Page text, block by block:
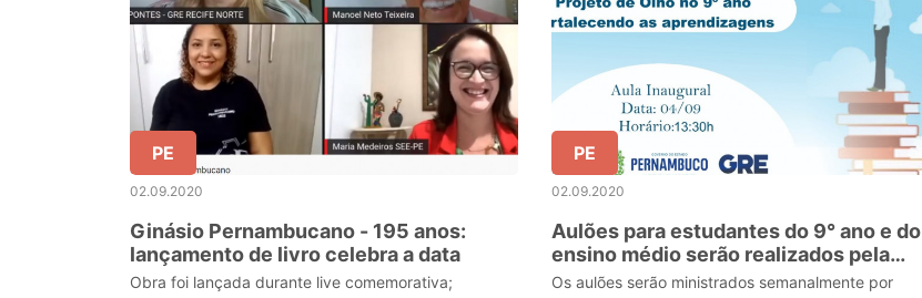
PE
02.09.2020
Ginásio Pernambucano - 195 anos:
lançamento de livro celebra a data
Obra foi lançada durante live comemorativa;
PE
02.09.2020
Aulões para estudantes do 9° ano e do
ensino médio serão realizados pela
Gerência Regional de Floresta
Os aulões serão ministrados semanalmente por